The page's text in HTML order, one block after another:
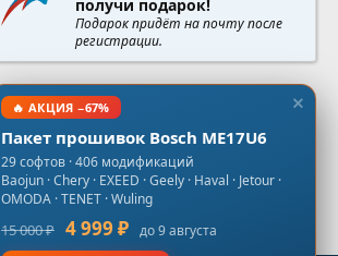
получи подарок!
Подарок придёт на почту после
регистрации.
🔥 АКЦИЯ −67%
Пакет прошивок Bosch ME17U6
29 софтов · 406 модификаций
Baojun · Chery · EXEED · Geely · Haval · Jetour ·
OMODA · TENET · Wuling
15 000 ₽ 4 999 ₽ до 9 августа